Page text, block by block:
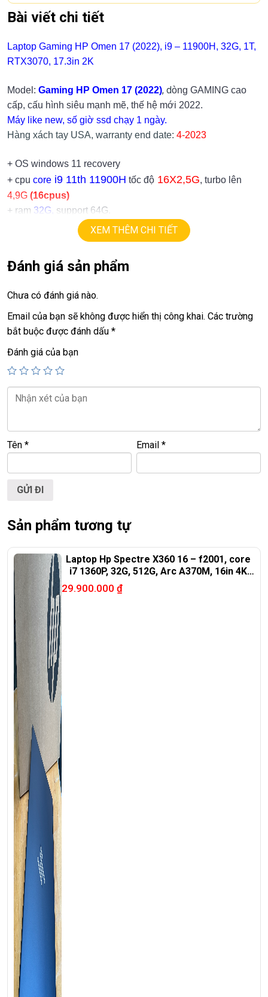
Bài viết chi tiết
Laptop Gaming HP Omen 17 (2022), i9 – 11900H, 32G, 1T,
RTX3070, 17.3in 2K
Model: Gaming HP Omen 17 (2022), dòng GAMING cao
cấp, cấu hình siêu mạnh mẽ, thế hệ mới 2022.
Máy like new, số giờ ssd chạy 1 ngày.
Hàng xách tay USA, warranty end date: 4-2023
+ OS windows 11 recovery
+ cpu core i9 11th 11900H tốc độ 16X2,5G, turbo lên
4,9G (16cpus)
+ ram 32G, support 64G.
( 2540 x 1440) 165hz.
==> Vga intel Xe Graphics
==> Vga rờiNvida RTX 3070
Giá : 42.9tr
================================================
LAPTOP TRIỀU PHÁT – UY TÍN – CHẤT LƯỢNG – GIÁ
Face. Viber. Zalo :
0938.078.389
ĐC: 60/26 Đồng Đen, p.14, Tân Bình
<<< Tất cả sản phẩm Laptop Triều Phát đều được bao ra
XEM THÊM CHI TIẾT
Đánh giá sản phẩm
Chưa có đánh giá nào.
Email của bạn sẽ không được hiển thị công khai. Các trường
bắt buộc được đánh dấu *
Đánh giá của bạn
Tên * Email*
Sản phẩm tương tự
Laptop Hp Spectre X360 16 – f2001, core
i7 1360P, 32G, 512G, Arc A370M, 16in 4K
29.900.000 ₫